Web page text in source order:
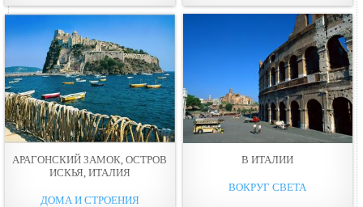
АРАГОНСКИЙ ЗАМОК, ОСТРОВ
ИСКЬЯ, ИТАЛИЯ
ДОМА И СТРОЕНИЯ
В ИТАЛИИ
ВОКРУГ СВЕТА